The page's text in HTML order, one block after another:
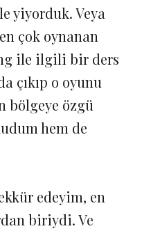
yiyorduk. Veya
çok oynanan
ile ilgili bir ders
çıkıp o oyunu
bölgeye özgü
hem de
edeyim, en
biriydi. Ve